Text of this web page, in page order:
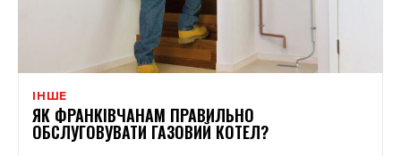
ІНШЕ
ЯК ФРАНКІВЧАНАМ ПРАВИЛЬНО
ОБСЛУГОВУВАТИ ГАЗОВИЙ КОТЕЛ?